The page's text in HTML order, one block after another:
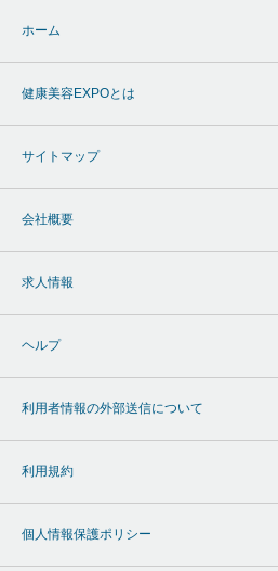
ホーム
健康美容EXPOとは
サイトマップ
会社概要
求人情報
ヘルプ
利用者情報の外部送信について
利用規約
個人情報保護ポリシー